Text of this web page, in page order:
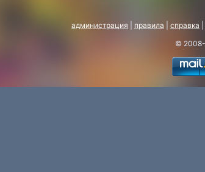
администрация правила справка
©